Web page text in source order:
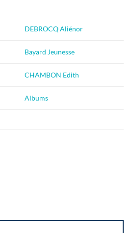
DEBROCQ Aliénor
Bayard Jeunesse
CHAMBON Edith
Albums